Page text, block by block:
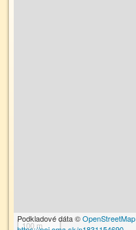
100 m
Podkladové dáta ©OpenStreetMap